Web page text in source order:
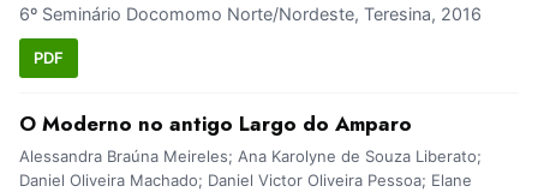
6º Seminário Docomomo Norte/Nordeste, Teresina, 2016
PDF
O Moderno no antigo Largo do Amparo
Alessandra Braúna Meireles; Ana Karolyne de Souza Liberato;
Daniel Oliveira Machado; Daniel Victor Oliveira Pessoa; Elane